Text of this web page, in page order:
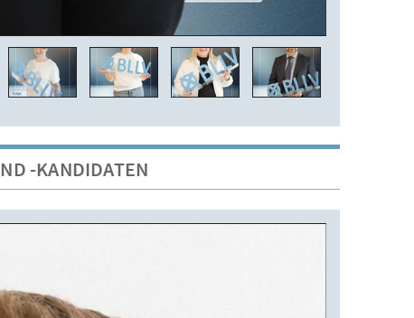
-KANDIDATEN